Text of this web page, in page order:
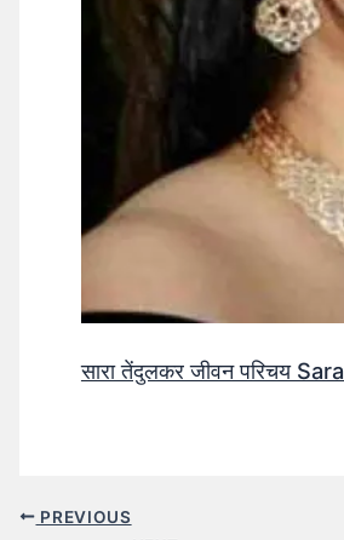
सारा तेंदुलकर जीवन परिचय
PREVIOUS